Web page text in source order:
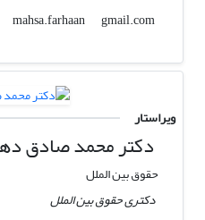
mahsa.farhaan
gmail.com
ویراستار
دکتر محمد صادق
حقوق بین الملل
دکتری حقوق بین الملل